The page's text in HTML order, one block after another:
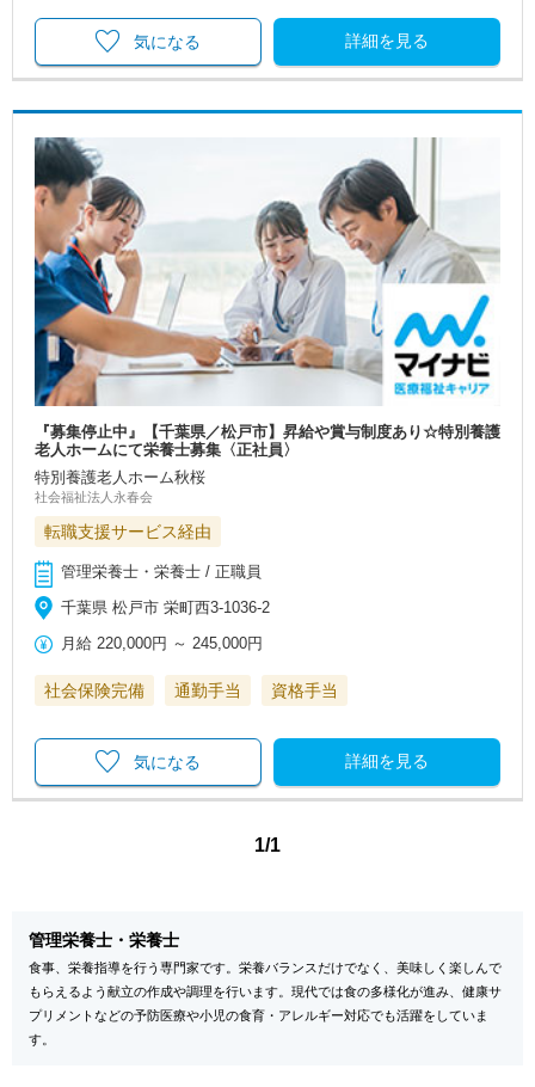
詳細を見る
気になる
『募集停止中』【千葉県／松戸市】昇給や賞与制度あり☆特別養護
老人ホームにて栄養士募集〈正社員〉
特別養護老人ホーム秋桜
社会福祉法人永春会
転職支援サービス経由
管理栄養士・栄養士 / 正職員
千葉県 松戸市 栄町西3-1036-2
月給 220,000円 ～245,000円
社会保険完備 通勤手当 資格手当
詳細を見る
気になる
1/1
管理栄養士・栄養士
食事、栄養指導を行う専門家です。栄養バランスだけでなく、美味しく楽しんで
もらえるよう献立の作成や調理を行います。現代では食の多様化が進み、健康サ
プリメントなどの予防医療や小児の食育・アレルギー対応でも活躍をしていま
す。